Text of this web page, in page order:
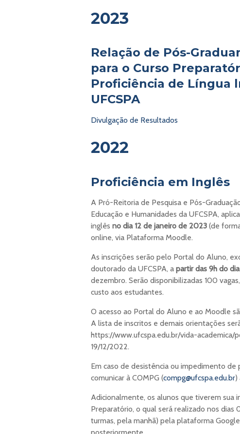
2023
Relação de Pós-
para o Curso
Proficiência de Língua
UFCSPA
Divulgação de Resultados
2022
Proficiência em Inglês
A Pró-Reitoria de Pesquisa e Pós-
Educação e Humanidades da UFCSPA,
inglês no dia 12 de janeiro de 2023 (de
online, via Plataforma Moodle.
As inscrições serão pelo Portal do Aluno,
doutorado da UFCSPA, a partir das 9h do
dezembro. Serão disponibilizadas 100
custo aos estudantes.
O acesso ao Portal do Aluno e ao Moodle
A lista de inscritos e demais orientações
https://www.ufcspa.edu.br/vida-
19/12/2022.
Em caso de desistência ou impedimento
comunicar à COMPG (compg@ufcspa.edu.br)
Adicionalmente, os alunos que tiverem sua
Preparatório, o qual será realizado nos
turmas, pela manhã) pela plataforma